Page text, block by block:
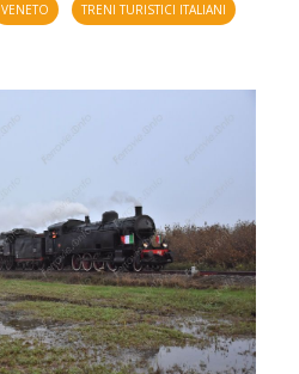
VENETO TRENI TURISTICI ITALIANI